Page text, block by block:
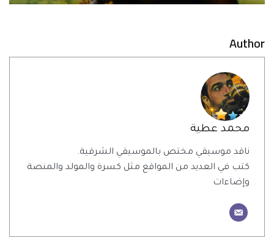
Author
محمد عطية
ناقد موسيقي مختص بالموسيقي الشرقية.
كتب في العديد من المواقع مثل كسرة والمولد والمنصة
وإضاءات